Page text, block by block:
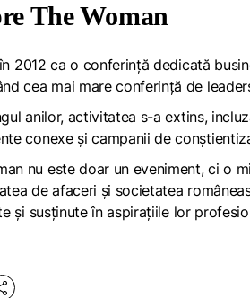
The Woman
2012 ca o conferință dedicată
cea mai mare conferință de
anilor, activitatea s-a extins,
conexe și campanii de
nu este doar un eveniment, ci o
de afaceri și societatea
și susținute în aspirațiile lor